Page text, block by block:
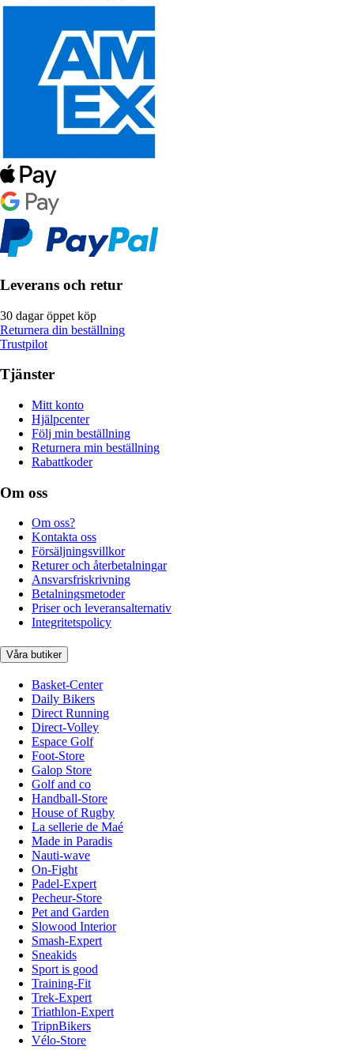
Leverans och retur
30 dagar öppet köp
Returnera din beställning
Trustpilot
Tjänster
Mitt konto
Hjälpcenter
Följ min beställning
Returnera min beställning
Rabattkoder
Om oss
Om oss?
Kontakta oss
Försäljningsvillkor
Returer och återbetalningar
Ansvarsfriskrivning
Betalningsmetoder
Priser och leveransalternativ
Integritetspolicy
Våra butiker
Basket-Center
Daily Bikers
Direct Running
Direct-Volley
Espace Golf
Foot-Store
Galop Store
Golf and co
Handball-Store
House of Rugby
La sellerie de Maé
Made in Paradis
Nauti-wave
On-Fight
Padel-Expert
Pecheur-Store
Pet and Garden
Slowood Interior
Smash-Expert
Sneakids
Sport is good
Training-Fit
Trek-Expert
Triathlon-Expert
TripnBikers
Vélo-Store